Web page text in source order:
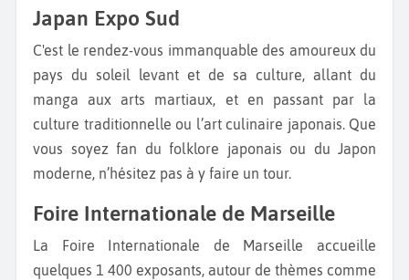
Japan Expo Sud
C'est le rendez-vous immanquable des amoureux du
pays du soleil levant et de sa culture, allant du
manga aux arts martiaux, et en passant par la
culture traditionnelle ou l’art culinaire japonais. Que
vous soyez fan du folklore japonais ou du Japon
moderne, n’hésitez pas à y faire un tour.
Foire Internationale de Marseille
La Foire Internationale de Marseille accueille
quelques 1 400 exposants, autour de thèmes comme